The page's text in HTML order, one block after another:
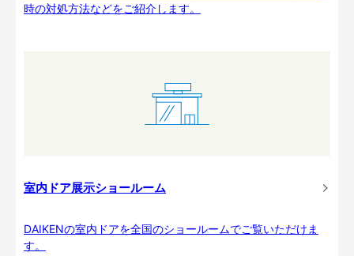
時の対処方法などをご紹介します。
室内ドア展示ショールーム
DAIKENの室内ドアを全国のショールームでご覧いただけま
す。